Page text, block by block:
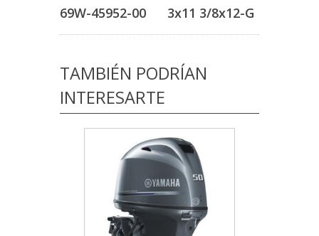
69W-45952-00 3x11 3/8x12-G
TAMBIÉN PODRÍAN
INTERESARTE